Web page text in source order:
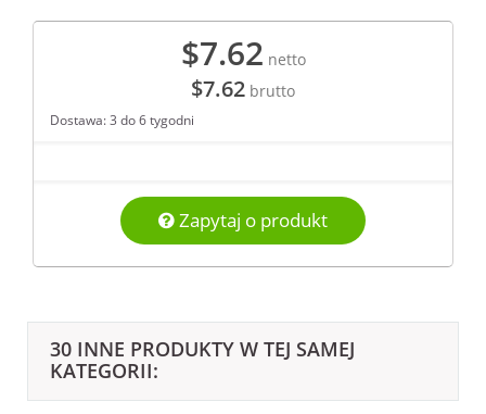
$7.62 netto
$7.62 brutto
Dostawa: 3 do 6 tygodni
Zapytaj o produkt
30 INNE PRODUKTY W TEJ SAMEJ
KATEGORII: